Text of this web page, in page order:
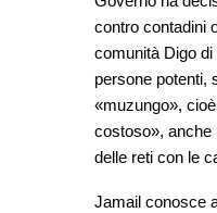
contro contadini
comunità Digo
persone potenti,
«muzungo»,
costoso», anche
delle reti con le
Jamail conosce